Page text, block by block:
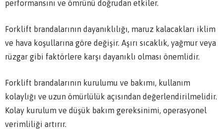
performansını ve ömrünü doğrudan etkiler.
Forklift brandalarının dayanıklılığı, maruz kalacakları iklim
ve hava koşullarına göre değişir. Aşırı sıcaklık, yağmur veya
rüzgar gibi faktörlere karşı dayanıklı olması önemlidir.
Forklift brandalarının kurulumu ve bakımı, kullanım
kolaylığı ve uzun ömürlülük açısından değerlendirilmelidir.
Kolay kurulum ve düşük bakım gereksinimi, operasyonel
verimliliği artırır.